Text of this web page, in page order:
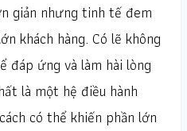
giản nhưng tinh tế đem
khách hàng. Có lẽ không
đáp ứng và làm hài lòng
là một hệ điều hành
có thể khiến phần lớn